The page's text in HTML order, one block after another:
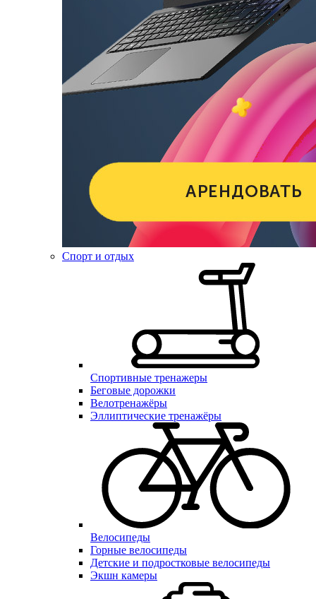
Спорт и отдых
Спортивные тренажеры
Беговые дорожки
Велотренажёры
Эллиптические тренажёры
Велосипеды
Горные велосипеды
Детские и подростковые велосипеды
Экшн камеры